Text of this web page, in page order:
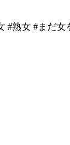
#熟女 #まだ女